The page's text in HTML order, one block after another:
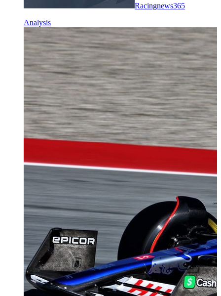
Racingnews365
Analysis